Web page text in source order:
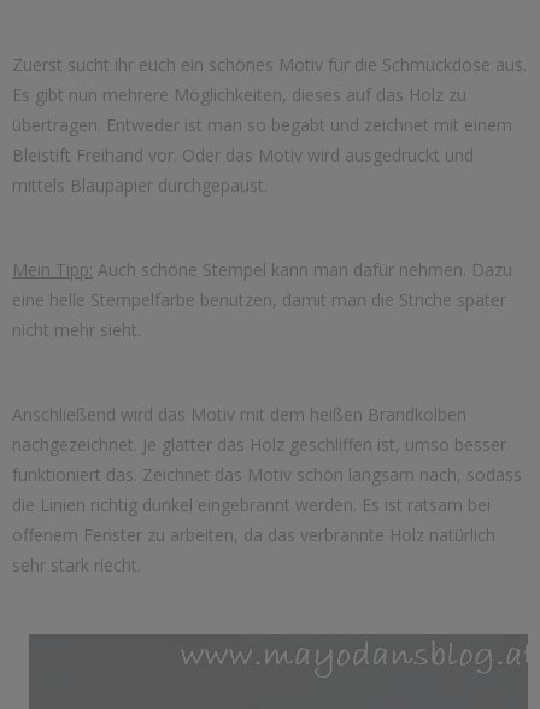
Zuerst sucht ihr euch ein schönes Motiv für die Schmuckdose aus.
Es gibt nun mehrere Möglichkeiten, dieses auf das Holz zu
übertragen. Entweder ist man so begabt und zeichnet mit einem
Bleistift Freihand vor. Oder das Motiv wird ausgedruckt und
mittels Blaupapier durchgepaust.
Mein Tipp: Auch schöne Stempel kann man dafür nehmen. Dazu
eine helle Stempelfarbe benutzen, damit man die Striche später
nicht mehr sieht.
Anschließend wird das Motiv mit dem heißen Brandkolben
nachgezeichnet. Je glatter das Holz geschliffen ist, umso besser
funktioniert das. Zeichnet das Motiv schön langsam nach, sodass
die Linien richtig dunkel eingebrannt werden. Es ist ratsam bei
offenem Fenster zu arbeiten, da das verbrannte Holz natürlich
sehr stark riecht.